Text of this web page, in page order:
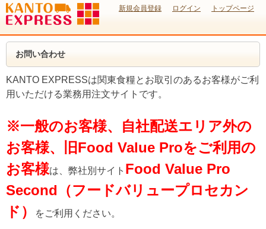
新規会員登録 ログイン トップページ
お問い合わせ
KANTO EXPRESSは関東食糧とお取引のあるお客様がご利
用いただける業務用注文サイトです。
※一般のお客様、自社配送エリア外の
お客様、旧Food Value Proをご利用の
お客様は、弊社別サイト Food Value Pro
Second（フードバリュープロセカン
ド）
をご利用ください。